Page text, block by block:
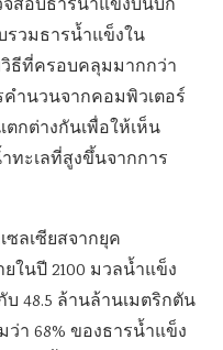
สอบธารน้ำแข็งบนบก
รวมธารน้ำแข็งใน
ธีที่ครอบคลุมมากกว่า
ำนวนจากคอมพิวเตอร์
กต่างกันเพื่อให้เห็น
ทะเลที่สูงขึ้นจากการ
ลเซียสจากยุค
ในปี 2100 มวลน้ำแข็ง
บ 48.5 ล้านล้านเมตริกตัน
า 68% ของธารน้ำแข็ง